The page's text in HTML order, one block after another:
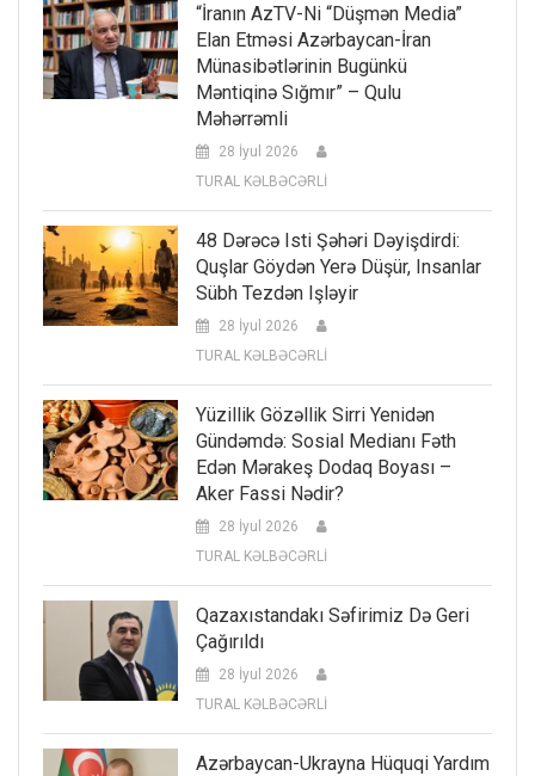
“İranın AzTV-Ni “düşmən Media”
Elan Etməsi Azərbaycan-İran
Münasibətlərinin Bugünkü
Məntiqinə Sığmır” – Qulu
Məhərrəmli
28 İyul 2026
TURAL KƏLBƏCƏRLİ
48 Dərəcə Isti Şəhəri Dəyişdirdi:
Quşlar Göydən Yerə Düşür, Insanlar
Sübh Tezdən Işləyir
28 İyul 2026
TURAL KƏLBƏCƏRLİ
Yüzillik Gözəllik Sirri Yenidən
Gündəmdə: Sosial Medianı Fəth
Edən Mərakeş Dodaq Boyası –
Aker Fassi Nədir?
28 İyul 2026
TURAL KƏLBƏCƏRLİ
Qazaxıstandakı Səfirimiz Də Geri
Çağırıldı
28 İyul 2026
TURAL KƏLBƏCƏRLİ
Azərbaycan-Ukrayna Hüquqi Yardım